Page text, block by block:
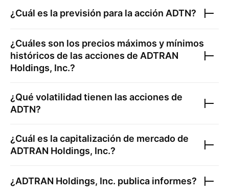
¿Cuál es la previsión para la acción ADTN?
¿Cuáles son los precios máximos y mínimos
históricos de las acciones de ADTRAN
Holdings, Inc.?
¿Qué volatilidad tienen las acciones de
ADTN?
¿Cuál es la capitalización de mercado de
ADTRAN Holdings, Inc.?
¿ADTRAN Holdings, Inc. publica informes?